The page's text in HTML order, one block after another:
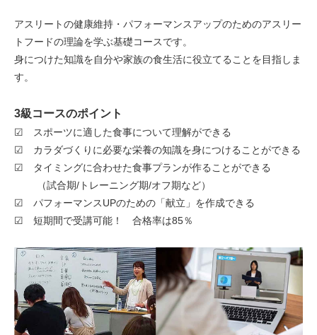
アスリートの健康維持・パフォーマンスアップのためのアスリー
トフードの理論を学ぶ基礎コースです。
身につけた知識を自分や家族の食生活に役立てることを目指しま
す。
3級コースのポイント
☑ スポーツに適した食事について理解ができる
☑ カラダづくりに必要な栄養の知識を身につけることができる
☑ タイミングに合わせた食事プランが作ることができる
（試合期/トレーニング期/オフ期など）
☑ パフォーマンスUPのための「献立」を作成できる
☑ 短期間で受講可能！ 合格率は85％